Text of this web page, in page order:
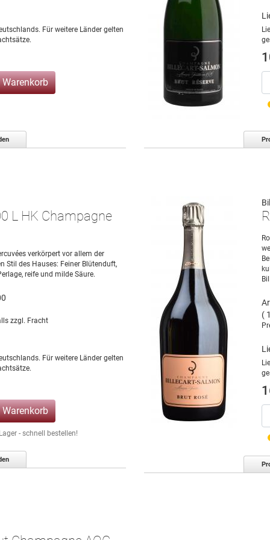
Für weitere Länder gelten
L HK Champagne
verkörpert vor allem der
Stil des Hauses: Feiner Blütenduft,
reife und milde Säure.
zzgl. Fracht
Für weitere Länder gelten
- schnell bestellen!
(